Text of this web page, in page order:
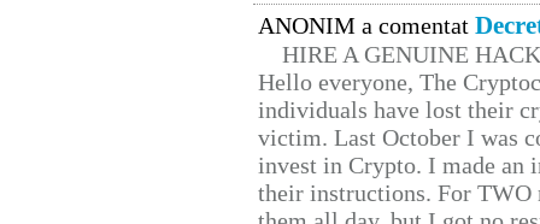
ANONIM a comentat
HIRE A GENUINE
Hello everyone, The
individuals have lost their
victim. Last October I was
invest in Crypto. I made
their instructions. For TWO